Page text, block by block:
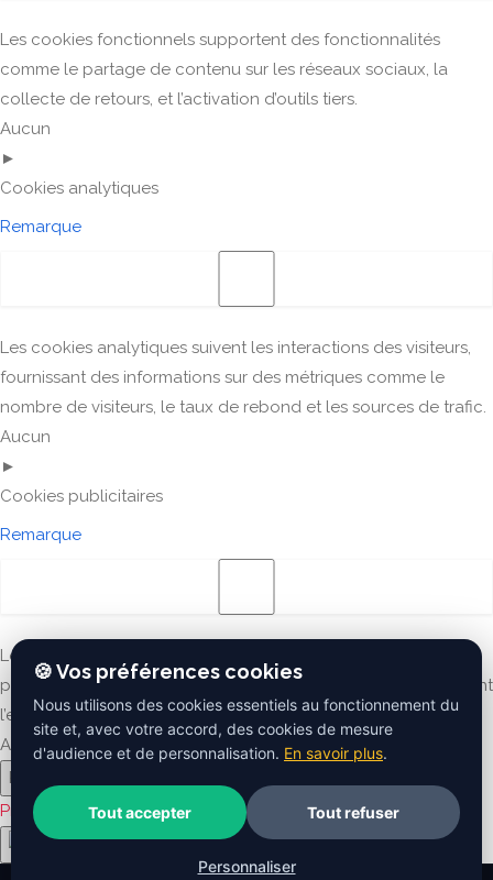
Les cookies fonctionnels supportent des fonctionnalités
comme le partage de contenu sur les réseaux sociaux, la
collecte de retours, et l’activation d’outils tiers.
Aucun
►
Cookies analytiques
Remarque
Les cookies analytiques suivent les interactions des visiteurs,
fournissant des informations sur des métriques comme le
nombre de visiteurs, le taux de rebond et les sources de trafic.
Aucun
►
Cookies publicitaires
Remarque
Les cookies publicitaires diffusent des annonces
personnalisées basées sur vos visites précédentes et analysent
l’efficacité des campagnes publicitaires.
Aucun
Reject All
Propulsé par
🍪 Vos préférences cookies
Nous utilisons des cookies essentiels au fonctionnement du
site et, avec votre accord, des cookies de mesure
d'audience et de personnalisation. En savoir plus.
Tout accepter Tout refuser
Personnaliser